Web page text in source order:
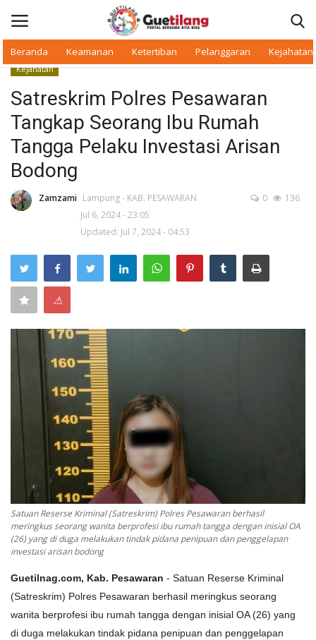
Beranda Keamanan Ketertiban Pelanggaran Kejahatan
Beranda
Daerah
Makan Bergizi
Warkop Digital
Pelanggaran
Ketertiban
Keamanan
Kejahatan
Cybers Event
UMKM & Ekonomi Kreatif
Pekerja Migran Indonesia
Ekonomi
Pendidikan
Informasi Journalism
Olahraga
Kejahatan
Satreskrim Polres Pesawaran
Tangkap Seorang Ibu Rumah
Tangga Pelaku Investasi Arisan
Bodong
Zamzami Lampung - KAB. PESAWARAN
Jul 6, 2024 - 23:05
Updated: Jul 7, 2024 - 04:53
0 136
⚠
Satuan Reserse Kriminal (Satreskrim) Polres Pesawaran berhasil
meringkus seorang wanita berprofesi ibu rumah tangga dengan inisial OA
(26) yang di duga melakukan tindak pidana penipuan dan penggelapan
investasi arisan bodong
Guetilnag.com, Kab. Pesawaran - Satuan Reserse Kriminal
(Satreskrim) Polres Pesawaran berhasil meringkus seorang
wanita berprofesi ibu rumah tangga dengan inisial OA (26) yang
di duga melakukan tindak pidana penipuan dan penggelapan